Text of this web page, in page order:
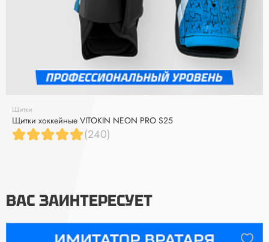
Щитки
Щитки хоккейные VITOKIN NEON PRO S25
(240)
ВАС ЗАИНТЕРЕСУЕТ